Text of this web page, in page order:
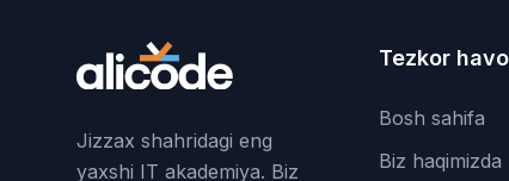
Jizzax shahridagi eng
yaxshi IT akademiya. Biz
Tezkor
Bosh sahifa
Biz haqimizda